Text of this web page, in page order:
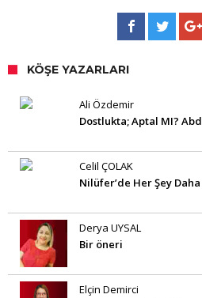
KÖŞE YAZARLARI
Ali Özdemir
Dostlukta; Aptal MI?
Celil ÇOLAK
Nilüfer’de Her Şey
Derya UYSAL
Bir öneri
Elçin Demirci